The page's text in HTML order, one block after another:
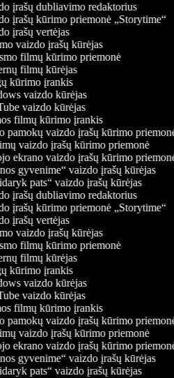
įrašų dubliavimo redaktorius
įrašų kūrimo priemonė „Storytime“
įrašų vertėjas
vaizdo įrašų kūrėjas
filmų kūrimo priemonė
filmų kūrėjas
kūrimo įrankis
vaizdo kūrėjas
vaizdo kūrėjas
filmų kūrimo įrankis
pamokų vaizdo įrašų kūrimo priemonė
vaizdo įrašų kūrimo priemonė
ekrano vaizdo įrašų kūrimo priemonė
gyvenime“ vaizdo įrašų kūrėjas
pats“ vaizdo įrašų kūrėjas
įrašų dubliavimo redaktorius
įrašų kūrimo priemonė „Storytime“
įrašų vertėjas
vaizdo įrašų kūrėjas
filmų kūrimo priemonė
filmų kūrėjas
kūrimo įrankis
vaizdo kūrėjas
vaizdo kūrėjas
filmų kūrimo įrankis
pamokų vaizdo įrašų kūrimo priemonė
vaizdo įrašų kūrimo priemonė
ekrano vaizdo įrašų kūrimo priemonė
gyvenime“ vaizdo įrašų kūrėjas
pats“ vaizdo įrašų kūrėjas